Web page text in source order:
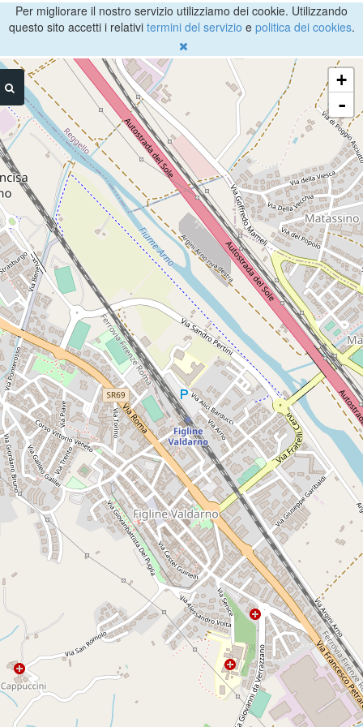
Per migliorare il nostro servizio utilizziamo dei cookie. Utilizzando
questo sito accetti i relativi termini del servizio e politica dei cookies.
+
-